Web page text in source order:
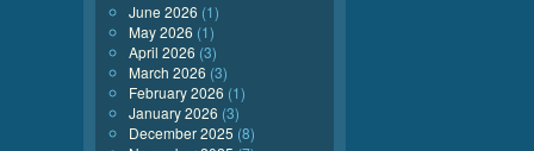
June 2026 (1)
May 2026 (1)
April 2026 (3)
March 2026 (3)
February 2026 (1)
January 2026 (3)
December 2025 (8)